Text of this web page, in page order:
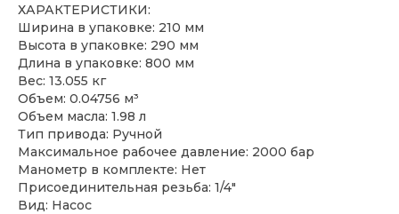
ХАРАКТЕРИСТИКИ:
Ширина в упаковке: 210 мм
Высота в упаковке: 290 мм
Длина в упаковке: 800 мм
Вес: 13.055 кг
Объем: 0.04756 м³
Объем масла: 1.98 л
Тип привода: Ручной
Максимальное рабочее давление: 2000 бар
Манометр в комплекте: Нет
Присоединительная резьба: 1/4"
Вид: Насос